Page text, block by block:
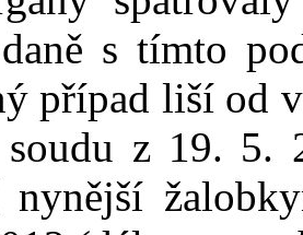
s tímto
případ lišíod
z 19. 5.
nynější žalob